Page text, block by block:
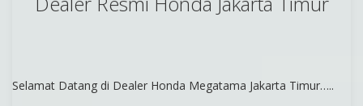
Selamat Datang di Dealer Honda Megatama Jakarta Timur…..